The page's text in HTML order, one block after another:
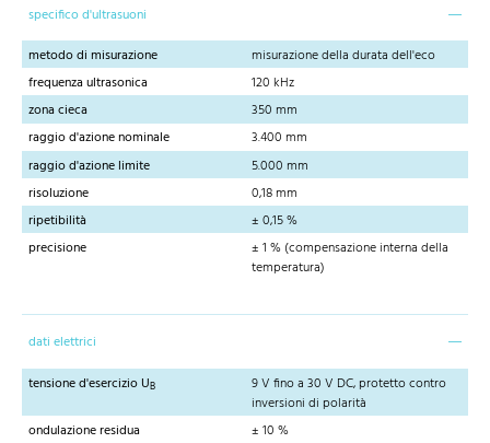
specifico d'ultrasuoni
metodo di misurazione
misurazione della durata dell'eco
frequenza ultrasonica
120 kHz
zona cieca
350 mm
raggio d'azione nominale
3.400 mm
raggio d'azione limite
5.000 mm
risoluzione
0,18 mm
ripetibilità
± 0,15 %
precisione
± 1 % (compensazione interna della
temperatura)
dati elettrici
tensione d'esercizio UB
9 V fino a 30 V DC, protetto contro
inversioni di polarità
ondulazione residua
± 10 %